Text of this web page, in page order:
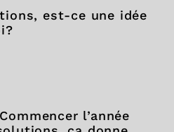
est-ce une idée
l’année